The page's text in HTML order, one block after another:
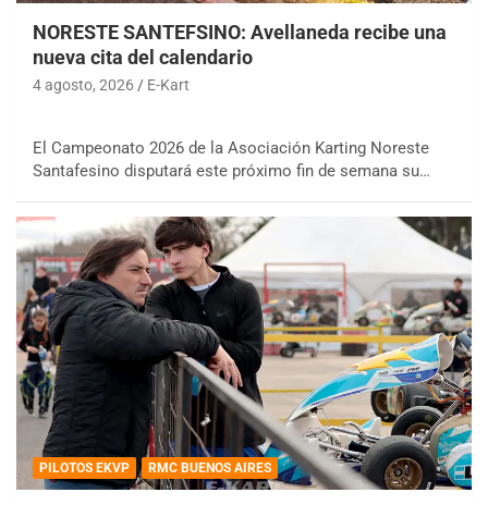
NORESTE SANTEFSINO: Avellaneda recibe una
nueva cita del calendario
4 agosto, 2026 E-Kart
El Campeonato 2026 de la Asociación Karting Noreste
Santafesino disputará este próximo fin de semana su…
PILOTOS EKVP RMC BUENOS AIRES